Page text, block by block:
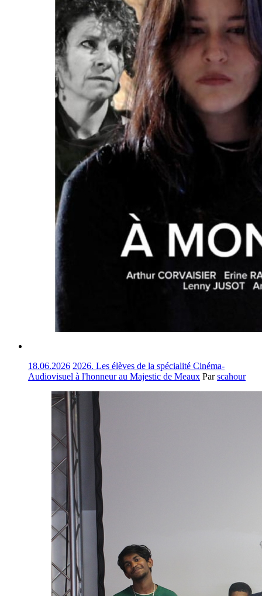
18.06.2026 2026. Les élèves de la spécialité Cinéma-
Audiovisuel à l'honneur au Majestic de Meaux Parscahour